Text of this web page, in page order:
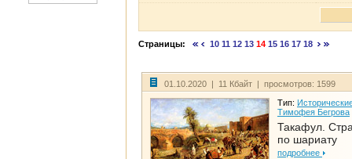
Страницы: 10 11 12 13 14 15 16 17 18
01.10.2020 | 11 Кбайт | просмотров: 1599
Тип:
Тимофея Бегрова
Такафул.
по шариату
подробнее